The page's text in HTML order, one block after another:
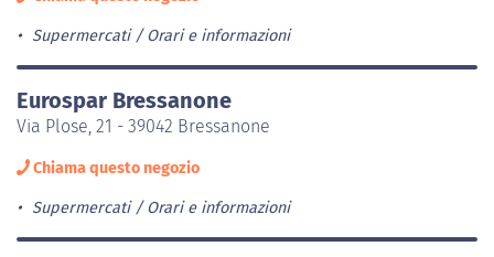
Supermercati Orari e informazioni
Eurospar Bressanone
Via Plose, 21 - 39042 Bressanone
Chiama questo negozio
Supermercati Orari e informazioni